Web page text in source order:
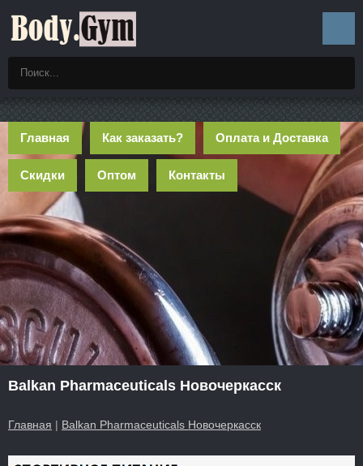
Главная Как заказать? Оплата и Доставка
Скидки Оптом Контакты
Balkan Pharmaceuticals Новочеркасск
Главная | Balkan Pharmaceuticals Новочеркасск